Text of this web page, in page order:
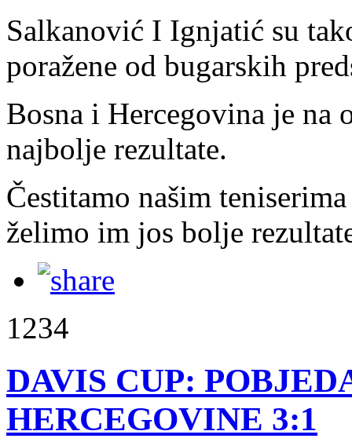
Salkanović I Ignjatić su
poražene od bugarskih
Bosna i Hercegovina je na
najbolje rezultate.
Čestitamo našim
želimo im jos bolje
1234
DAVIS CUP:
HERCEGOVINE 3:1